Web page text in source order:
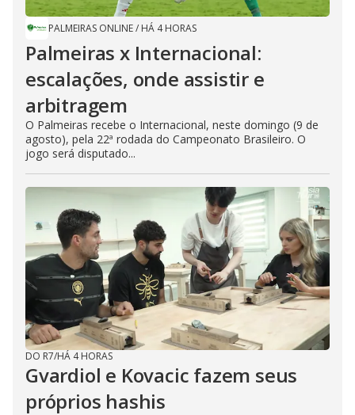
PALMEIRAS ONLINE/ HÁ 4 HORAS
Palmeiras x Internacional:
escalações, onde assistir e
arbitragem
O Palmeiras recebe o Internacional, neste domingo (9 de
agosto), pela 22ª rodada do Campeonato Brasileiro. O
jogo será disputado...
DO R7/HÁ 4 HORAS
Gvardiol e Kovacic fazem seus
próprios hashis